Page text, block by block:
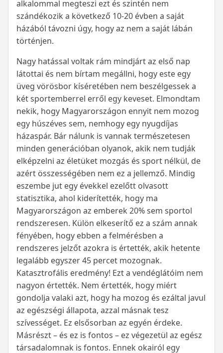
alkalommal megteszi ezt és szintén nem
szándékozik a következő 10-20 évben a saját
házából távozni úgy, hogy az nem a saját lábán
történjen.
Nagy hatással voltak rám mindjárt az első nap
látottai és nem bírtam megállni, hogy este egy
üveg vörösbor kíséretében nem beszélgessek a
két sportemberrel erről egy keveset. Elmondtam
nekik, hogy Magyarországon ennyit nem mozog
egy húszéves sem, nemhogy egy nyugdíjas
házaspár. Bár nálunk is vannak természetesen
minden generációban olyanok, akik nem tudják
elképzelni az életüket mozgás és sport nélkül, de
azért összességében nem ez a jellemző. Mindig
eszembe jut egy évekkel ezelőtt olvasott
statisztika, ahol kiderítették, hogy ma
Magyarországon az emberek 20% sem sportol
rendszeresen. Külön elkeserítő ez a szám annak
fényében, hogy ebben a felmérésben a
rendszeres jelzőt azokra is értették, akik hetente
legalább egyszer 45 percet mozognak.
Katasztrofális eredmény! Ezt a vendéglátóim nem
nagyon értették. Nem értették, hogy miért
gondolja valaki azt, hogy ha mozog és ezáltal javul
az egészségi állapota, azzal másnak tesz
szívességet. Ez elsősorban az egyén érdeke.
Másrészt – és ez is fontos – ez végezetül az egész
társadalomnak is fontos. Ennek okairól egy